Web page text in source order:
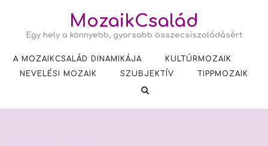
content
MozaikCsalád
Egy hely a könnyebb, gyorsabb összecsiszolódásért
A MOZAIKCSALÁD DINAMIKÁJA
KULTÚRMOZAIK
NEVELÉSI MOZAIK
SZUBJEKTÍV TIPPMOZAIK